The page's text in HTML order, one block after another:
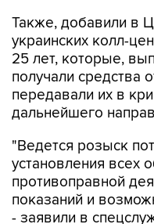
Также, добавили в
украинских колл-
25 лет, которые,
получали средства
передавали их в
дальнейшего
"Ведется розыск
установления всех
противоправной
показаний и
- заявили в